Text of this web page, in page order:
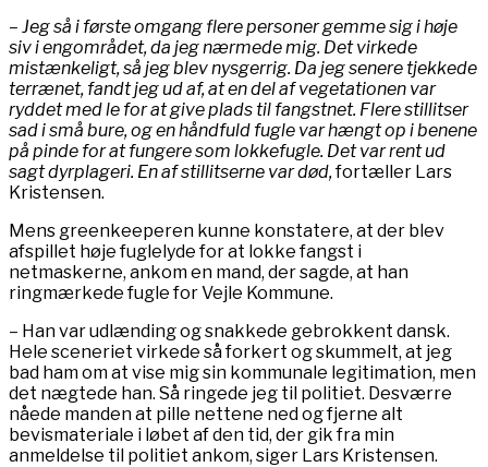
– Jeg så i første omgang flere personer gemme sig i høje
siv i engområdet, da jeg nærmede mig. Det virkede
mistænkeligt, så jeg blev nysgerrig. Da jeg senere tjekkede
terrænet, fandt jeg ud af, at en del af vegetationen var
ryddet med le for at give plads til fangstnet. Flere stillitser
sad i små bure, og en håndfuld fugle var hængt op i benene
på pinde for at fungere som lokkefugle. Det var rent ud
sagt dyrplageri. En af stillitserne var død,fortæller Lars
Kristensen.
Mens greenkeeperen kunne konstatere, at der blev
afspillet høje fuglelyde for at lokke fangst i
netmaskerne, ankom en mand, der sagde, at han
ringmærkede fugle for Vejle Kommune.
– Han var udlænding og snakkede gebrokkent dansk.
Hele sceneriet virkede så forkert og skummelt, at jeg
bad ham om at vise mig sin kommunale legitimation, men
det nægtede han. Så ringede jeg til politiet. Desværre
nåede manden at pille nettene ned og fjerne alt
bevismateriale i løbet af den tid, der gik fra min
anmeldelse til politiet ankom, siger Lars Kristensen.